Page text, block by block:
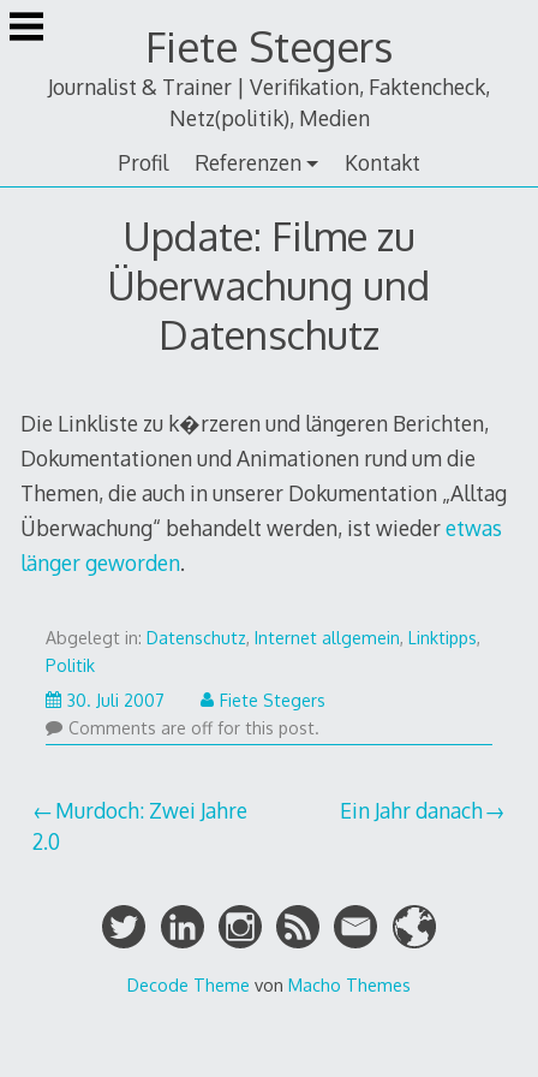
Zum
Inhalt
Fiete Stegers
Journalist & Trainer | Verifikation, Faktencheck,
Netz(politik), Medien
Profil
Referenzen Kontakt
Update: Filme zu
Überwachung und
Datenschutz
Die Linkliste zu k�rzeren und längeren Berichten,
Dokumentationen und Animationen rund um die
Themen, die auch in unserer Dokumentation „Alltag
Überwachung“ behandelt werden, ist wiederetwas
länger geworden.
Abgelegt in: Datenschutz, Internet allgemein, Linktipps,
Politik
30. Juli 200730.
Juli
Fiete Stegers
Comments are off for this post.
Beitragsnavigation
Murdoch: Zwei Jahre
2.0
Ein Jahr danach
Decode Theme von Macho Themes